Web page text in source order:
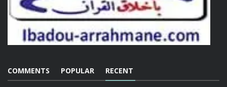
RECENT
POPULAR
COMMENTS